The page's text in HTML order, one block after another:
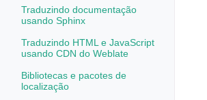
Traduzindo documentação
usando Sphinx
Traduzindo HTML e JavaScript
usando CDN do Weblate
Bibliotecas e pacotes de
localização